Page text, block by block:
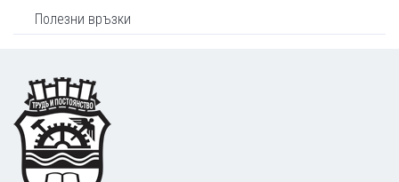
Полезни връзки
Footer